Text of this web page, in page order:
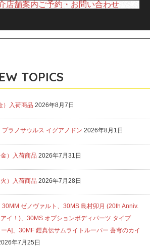
店舗案内ご予約・お問い合わせ
TOPICS
）入荷商品 2026年8月7日
プラノサウルス イグアノドン 2026年8月1日
）入荷商品 2026年7月31日
）入荷商品 2026年7月28日
30MM ゼノヴァルト、30MS 島村卯月 (20th Anniv.
イ！)、30MS オプションボディパーツ タイプ
A]、30MF 鎧真伝サムライトルーパー 蒼穹のカイ
年7月25日